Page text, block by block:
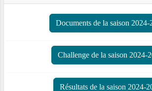
Documents de la saison 2024-
Challenge de la saison 2024-
Résultats de la saison 2024-